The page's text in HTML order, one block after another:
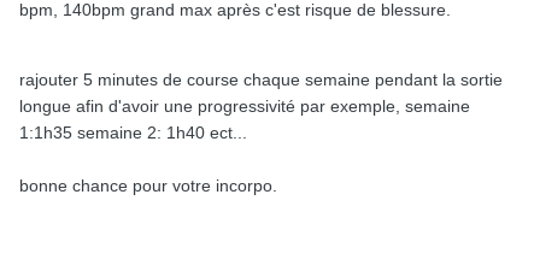
bpm, 140bpm grand max après c'est risque de blessure.
rajouter 5 minutes de course chaque semaine pendant la sortie
longue afin d'avoir une progressivité par exemple, semaine
1:1h35 semaine 2: 1h40 ect...
bonne chance pour votre incorpo.